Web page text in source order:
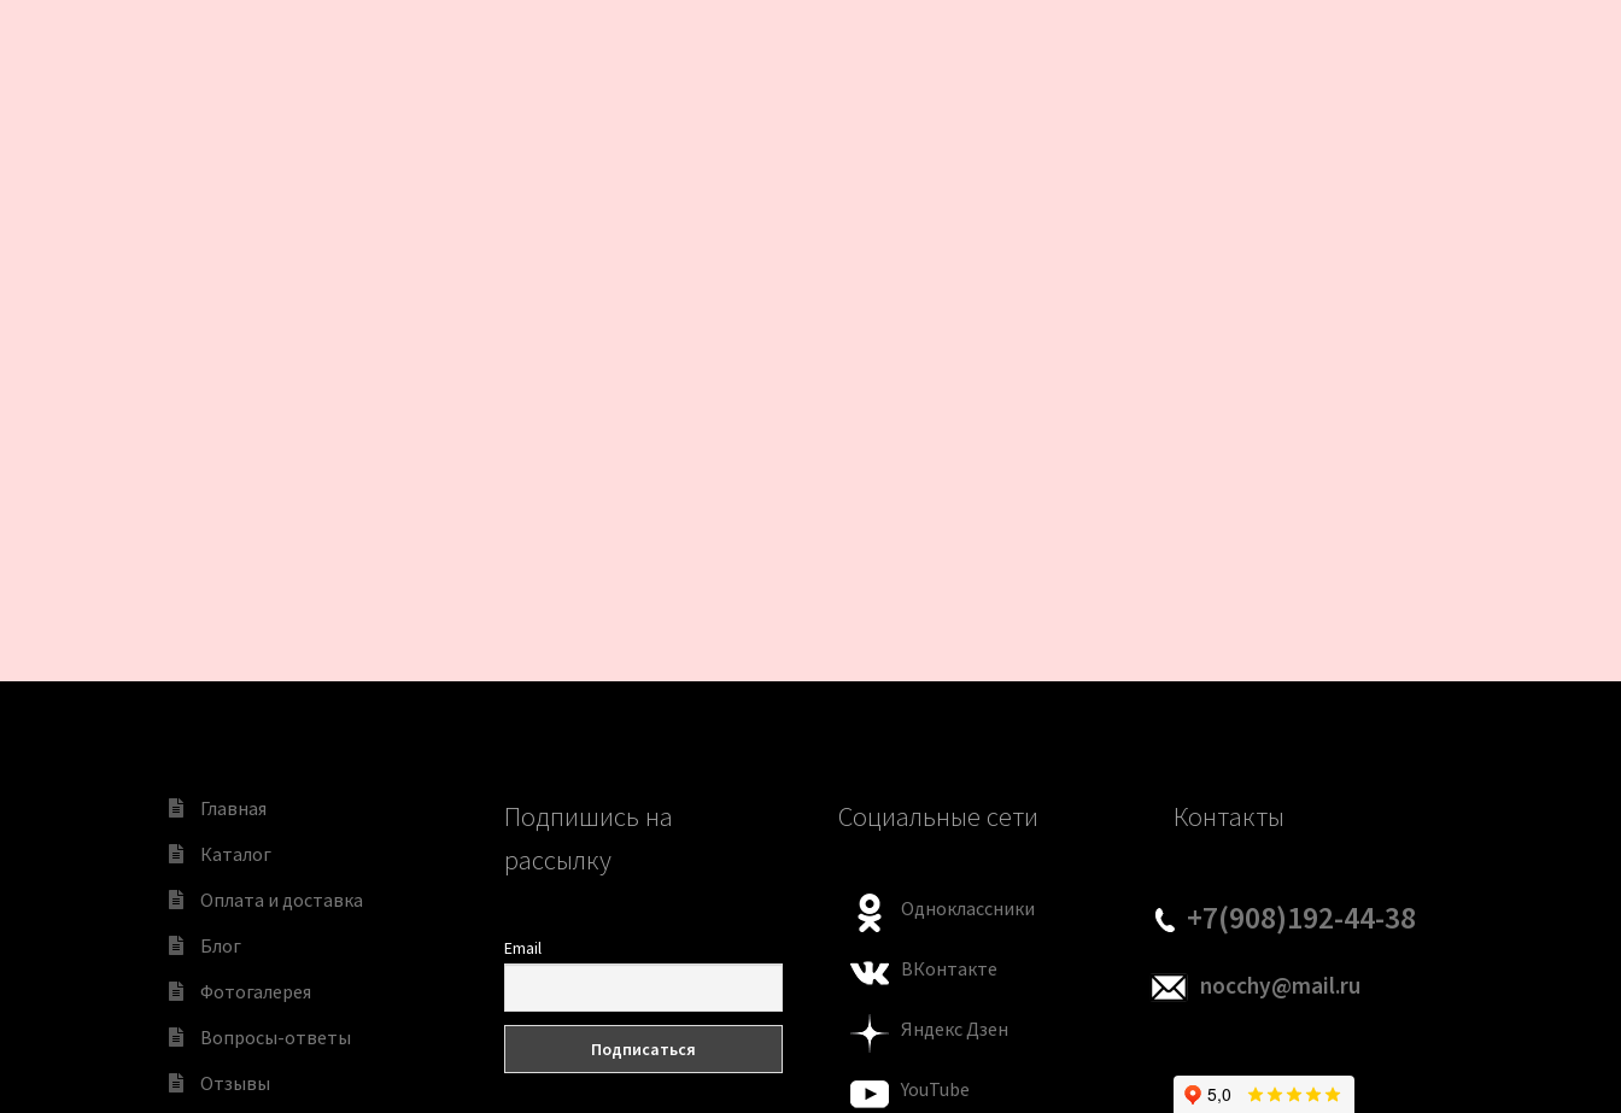
Главная
Каталог
Оплата и доставка
Блог
Фотогалерея
Вопросы-ответы
Отзывы
Подпишись на
рассылку
Email
Социальные сети
Одноклассники
ВКонтакте
Яндекс Дзен
YouTube
Контакты
+7(908)192-44-38
nocchy@mail.ru